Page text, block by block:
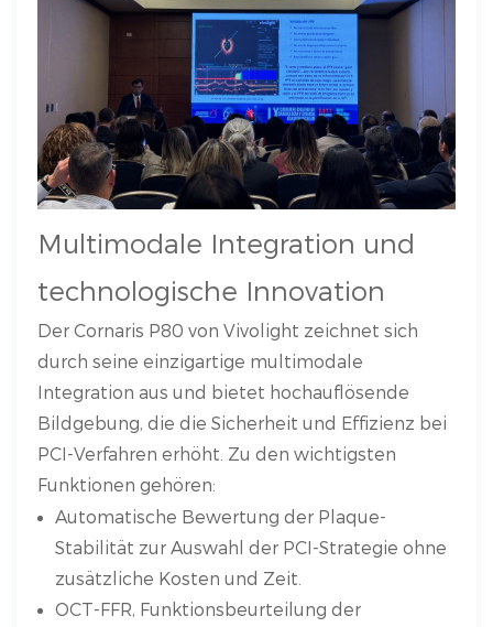
Multimodale Integration und
technologische Innovation
Der Cornaris P80 von Vivolight zeichnet sich
durch seine einzigartige multimodale
Integration aus und bietet hochauflösende
Bildgebung, die die Sicherheit und Effizienz bei
PCI-Verfahren erhöht. Zu den wichtigsten
Funktionen gehören:
Automatische Bewertung der Plaque-
Stabilität zur Auswahl der PCI-Strategie ohne
zusätzliche Kosten und Zeit.
OCT-FFR, Funktionsbeurteilung der